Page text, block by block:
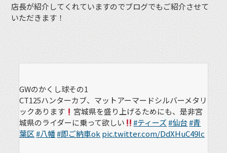
店長が紹介してくれていますのでブログでもご紹介させて
いただきます！
GWのかくし球その1
CT125ハンターカブ、マットアーマードシルバーメタリ
ックあります
宮城県を盛り上げるためにも、是非宮
城県のライダーに乗って欲しい
#ティーズ#仙台#青
葉区 #八幡#即ご納車ok pic.twitter.com/DdXHuC49lc